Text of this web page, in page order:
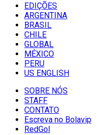
EDIÇÕES
ARGENTINA
BRASIL
CHILE
GLOBAL
MÉXICO
PERU
US ENGLISH
SOBRE NÓS
STAFF
CONTATO
Escreva no Bolavip
RedGol